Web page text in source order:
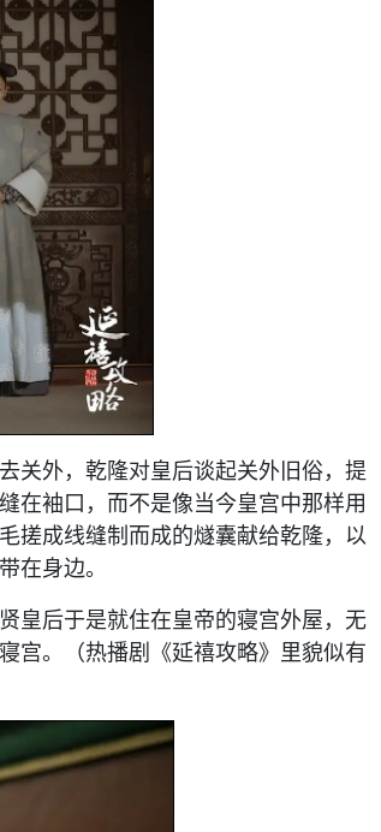
关外，乾隆对皇后谈起关外旧俗，提
在袖口，而不是像当今皇宫中那样用
搓成线缝制而成的燧囊献给乾隆，以
在身边。
皇后于是就住在皇帝的寝宫外屋，无
宫。（热播剧《延禧攻略》里貌似有